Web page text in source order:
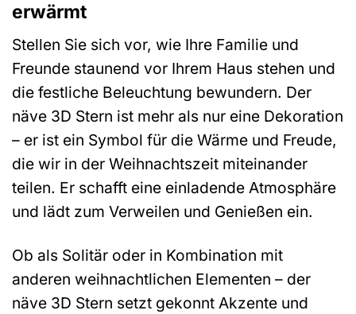
erwärmt
Stellen Sie sich vor, wie Ihre Familie und
Freunde staunend vor Ihrem Haus stehen und
die festliche Beleuchtung bewundern. Der
näve 3D Stern ist mehr als nur eine Dekoration
– er ist ein Symbol für die Wärme und Freude,
die wir in der Weihnachtszeit miteinander
teilen. Er schafft eine einladende Atmosphäre
und lädt zum Verweilen und Genießen ein.
Ob als Solitär oder in Kombination mit
anderen weihnachtlichen Elementen – der
näve 3D Stern setzt gekonnt Akzente und